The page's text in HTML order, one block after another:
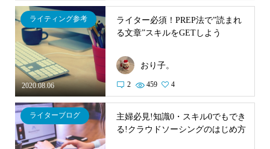
2020.08.06
ライティング参考
ライター必須！PREP法で”読まれ
る文章”スキルをGETしよう
おり子。
2 459 4
ライターブログ
主婦必見!知識0・スキル0でもでき
る!クラウドソーシングのはじめ方